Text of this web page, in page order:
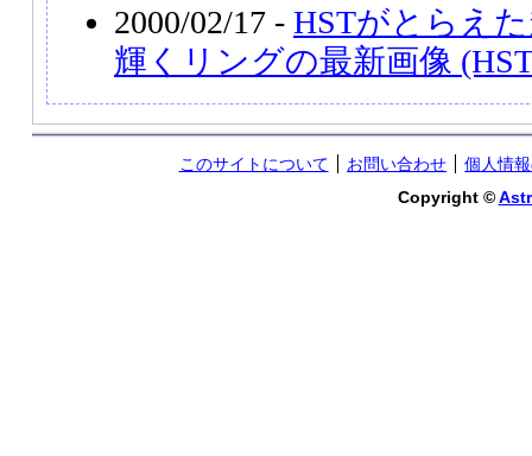
2000/02/17 - HSTがとらえ
輝くリングの最新画像
このサイトについて お問い合わせ
個人情
Copyright ©